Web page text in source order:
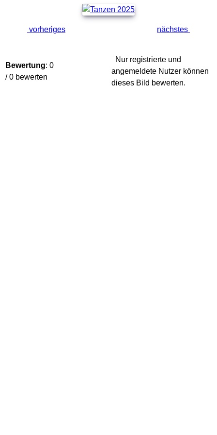
vorheriges nächstes
Bewertung: 0
/ 0 bewerten
Nur registrierte und
angemeldete Nutzer können
dieses Bild bewerten.